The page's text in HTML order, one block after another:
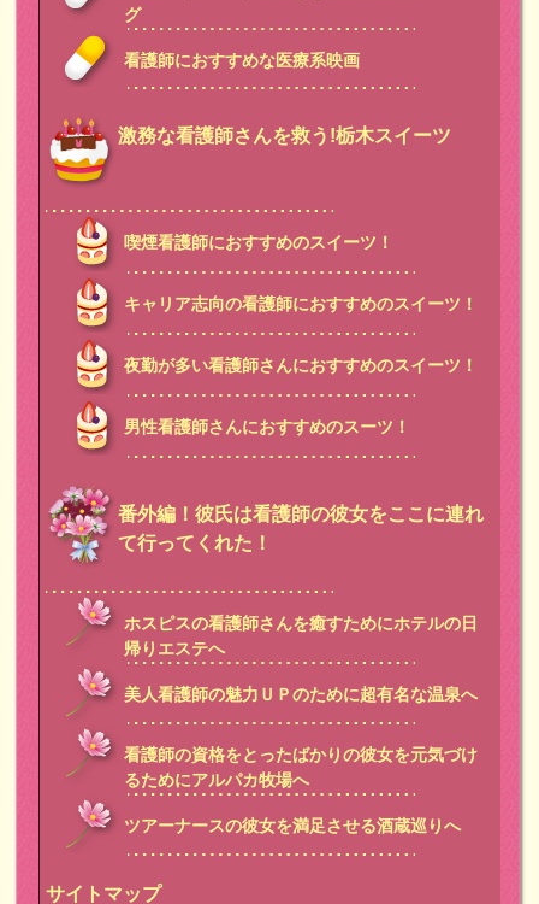
グ
看護師におすすめな医療系映画
激務な看護師さんを救う!栃木スイーツ
喫煙看護師におすすめのスイーツ！
キャリア志向の看護師におすすめのスイーツ！
夜勤が多い看護師さんにおすすめのスイーツ！
男性看護師さんにおすすめのスーツ！
番外編！彼氏は看護師の彼女をここに連れ
て行ってくれた！
ホスピスの看護師さんを癒すためにホテルの日
帰りエステへ
美人看護師の魅力ＵＰのために超有名な温泉へ
看護師の資格をとったばかりの彼女を元気づけ
るためにアルパカ牧場へ
ツアーナースの彼女を満足させる酒蔵巡りへ
サイトマップ